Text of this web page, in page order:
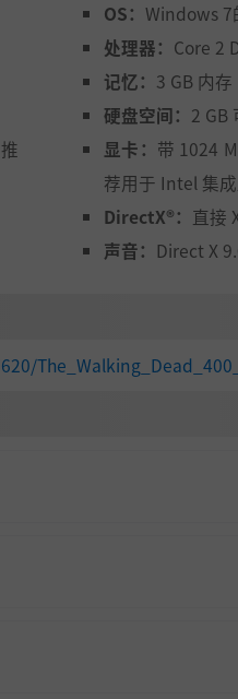
OS： Windows 7
处理器： Core 2
记忆： 3 GB 内存
硬盘空间： 2 GB
显卡： 带 1024
荐用于 Intel 集成
DirectX®： 直接
声音： Direct X